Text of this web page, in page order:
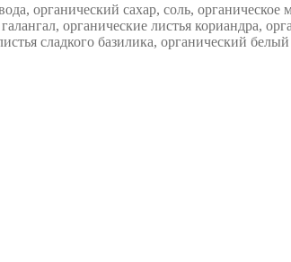
органический сахар, соль,
органические листья кориандра,
сладкого базилика, органический